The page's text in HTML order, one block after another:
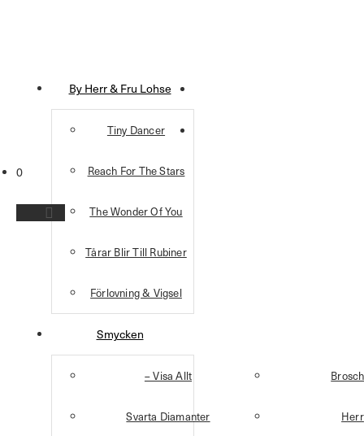
By Herr & Fru Lohse
Tiny Dancer
Reach For The Stars
The Wonder Of You
Tårar Blir Till Rubiner
Förlovning & Vigsel
Smycken
– Visa Allt
Svarta Diamanter Herr
0